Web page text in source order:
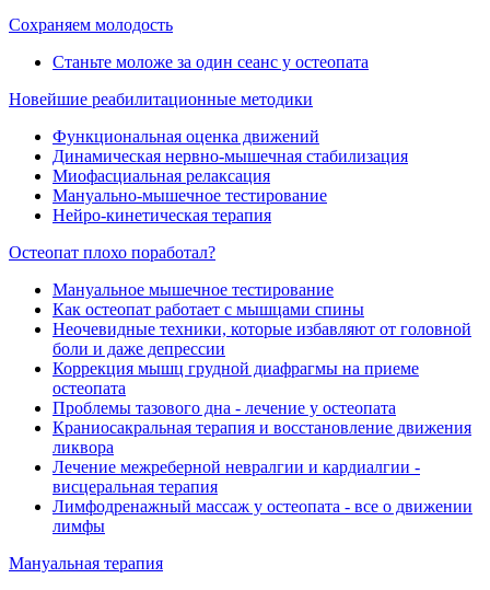
Сохраняем молодость
Станьте моложе за один сеанс у остеопата
Новейшие реабилитационные методики
Функциональная оценка движений
Динамическая нервно-мышечная стабилизация
Миофасциальная релаксация
Мануально-мышечное тестирование
Нейро-кинетическая терапия
Остеопат плохо поработал?
Мануальное мышечное тестирование
Как остеопат работает с мышцами спины
Неочевидные техники, которые избавляют от головной
боли и даже депрессии
Коррекция мышц грудной диафрагмы на приеме
остеопата
Проблемы тазового дна - лечение у остеопата
Краниосакральная терапия и восстановление движения
ликвора
Лечение межреберной невралгии и кардиалгии -
висцеральная терапия
Лимфодренажный массаж у остеопата - все о движении
лимфы
Мануальная терапия